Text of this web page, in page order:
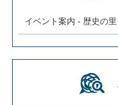
イベント案内 - 歴史の里